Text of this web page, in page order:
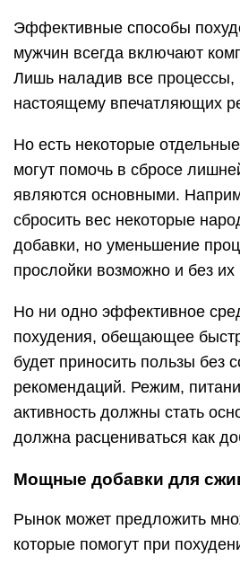
Эффективные способы
мужчин всегда включают
Лишь наладив все процессы,
настоящему впечатляющих
Но есть некоторые
могут помочь в сбросе
являются основными.
сбросить вес некоторые
добавки, но уменьшение
прослойки возможно и без
Но ни одно эффективное
похудения, обещающее
будет приносить пользы без
рекомендаций. Режим,
активность должны стать
должна расцениваться как
Мощные добавки для
Рынок может предложить
которые помогут при